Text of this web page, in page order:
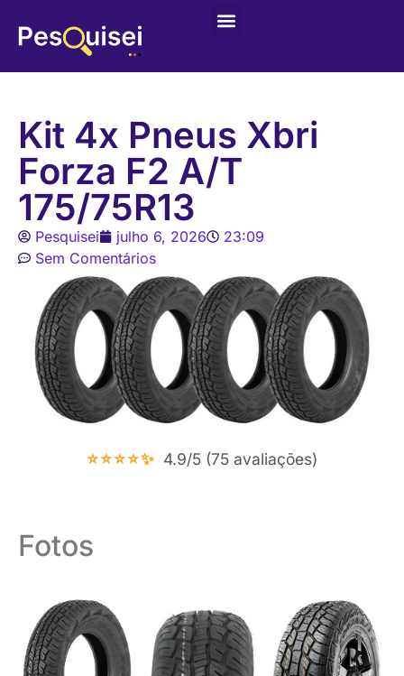
Kit 4x Pneus Xbri
Forza F2 A/T
175/75R13
Pesquisei julho 6, 2026
23:09
Sem Comentários
⭐⭐⭐⭐✨ 4.9/5 (75 avaliações)
Fotos